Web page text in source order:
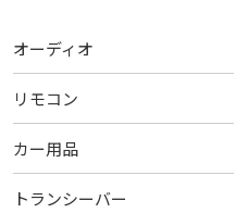
オーディオ
リモコン
カー用品
トランシーバー